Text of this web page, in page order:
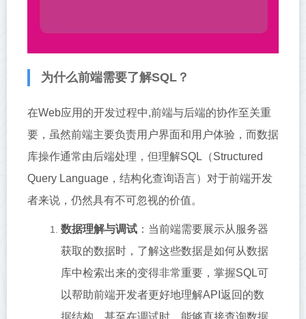
为什么前端需要了解SQL？
在Web应用的开发过程中,前端与后端的协作至关重
要，虽然前端主要负责用户界面和用户体验，而数据
库操作通常由后端处理，但理解SQL（Structured
Query Language，结构化查询语言）对于前端开发
者来说，仍然具有不可忽视的价值。
数据理解与调试 ：当前端需要展示从服务器
获取的数据时，了解这些数据是如何从数据
库中检索出来的变得非常重要，掌握SQL可
以帮助前端开发者更好地理解API返回的数
据结构，甚至在调试时，能够直接查询数据